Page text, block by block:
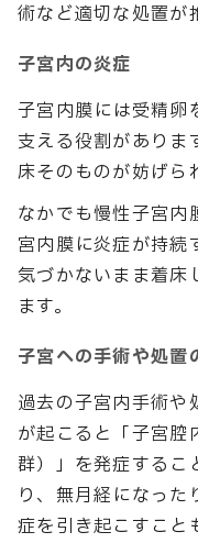
術など適切な処置が
子宮内の炎症
子宮内膜には受精卵
支える役割がありま
床そのものが妨げら
なかでも慢性子宮内
宮内膜に炎症が持続
気づかないまま着床
ます。
子宮への手術や処置
過去の子宮内手術や
が起こると「子宮腔
群）」を発症するこ
り、無月経になっ
症を引き起こすこと